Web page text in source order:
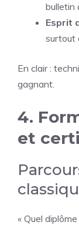
bulletin
Esprit
surtout
En clair :
gagnant.
4.
et
« Quel